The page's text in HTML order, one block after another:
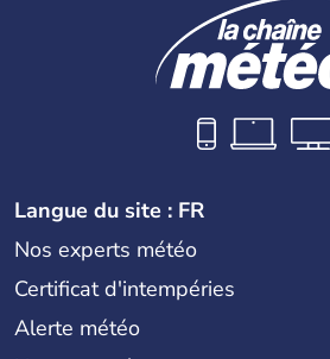
Langue du site : FR
Nos experts météo
Certificat d'intempéries
Alerte météo